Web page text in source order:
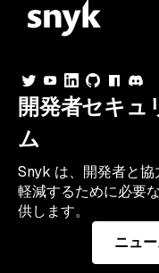
開発者セキュ
ム
Snyk は、開発者と
軽減するために必要
供します。
ニュ